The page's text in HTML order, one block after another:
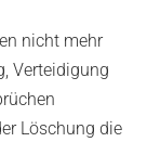
nicht mehr
Verteidigung
Löschung die